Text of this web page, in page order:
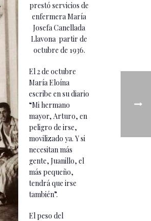
prestó servicios de
enfermera María
Josefa Canellada
Llavona partir de
octubre de 1936.
El 2 de octubre
María Eloína
escribe en su diario
“Mi hermano
mayor, Arturo, en
peligro de irse,
movilizado ya. Y si
necesitan más
gente, Juanillo, el
más pequeño,
tendrá que irse
también”.
El peso del